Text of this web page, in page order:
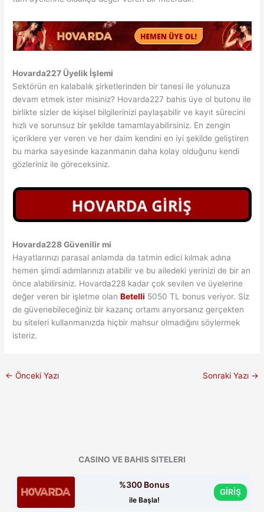
Hovarda227 Üyelik İşlemi
Sektörün en kalabalık şirketlerinden bir tanesi ile yolunuza
devam etmek ister misiniz? Hovarda227 bahis üye ol butonu ile
birlikte sizler de kişisel bilgilerinizi paylaşabilir ve kayıt sürecini
hızlı ve sorunsuz bir şekilde tamamlayabilirsiniz. En zengin
içeriklere yer veren ve her daim kendini en iyi şekilde geliştiren
bu marka sayesinde kazanmanın daha kolay olduğunu kendi
gözleriniz ile göreceksiniz.
Hovarda228 Güvenilir mi
Hayatlarınızı parasal anlamda da tatmin edici kılmak adına
hemen şimdi adımlarınızı atabilir ve bu ailedeki yerinizi de bir an
önce alabilirsiniz. Hovarda228 kadar çok sevilen ve üyelerine
değer veren bir işletme olanBetelli 5050 TL bonus veriyor. Siz
de güvenebileceğiniz bir kazanç ortamı arıyorsanız gerçekten
bu siteleri kullanmanızda hiçbir mahsur olmadığını söylermek
isteriz.
← Önceki Yazı Sonraki Yazı →
CASINO VE BAHIS SITELERI
%300 Bonus
ile Başla!
GİRİŞ